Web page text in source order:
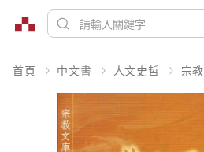
首頁 中文書 人文史哲 宗教